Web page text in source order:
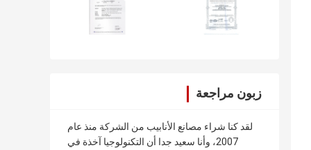
زبون مراجعة
لقد كنا شراء مصانع الأنابيب من الشركة منذ عام
2007، وأنا سعيد جدا أن التكنولوجيا آخذة في